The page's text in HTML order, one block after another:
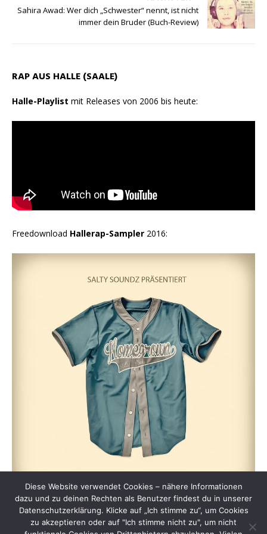
Sahira Awad: Wer dich „Schwester“ nennt, ist nicht
immer dein Bruder (Buch-Review)
RAP AUS HALLE (SAALE)
Halle-Playlist mit Releases von 2006 bis heute:
Freedownload Hallerap-Sampler 2016:
Diese Website verwendet Cookies – nähere Informationen
dazu und zu deinen Rechten als Benutzer findest du in unserer
Datenschutzerklärung. Klicke auf „Ich stimme zu“, um Cookies
zu akzeptieren oder auf "Ich stimme nicht zu", um nicht